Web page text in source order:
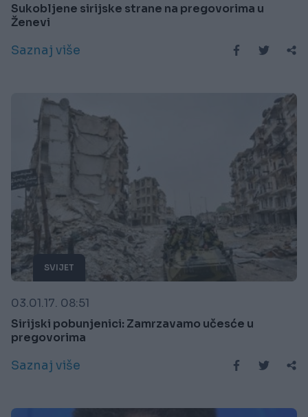
Sukobljene sirijske strane na pregovorima u
Ženevi
Saznaj više
SVIJET
03.01.17. 08:51
Sirijski pobunjenici: Zamrzavamo učesće u
pregovorima
Saznaj više